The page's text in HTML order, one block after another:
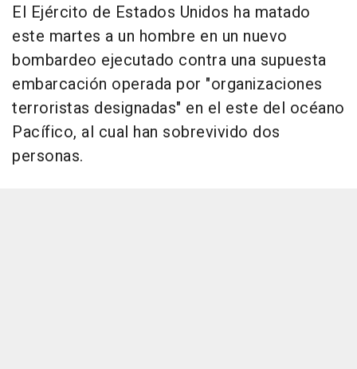
El Ejército de Estados Unidos ha matado
este martes a un hombre en un nuevo
bombardeo ejecutado contra una supuesta
embarcación operada por "organizaciones
terroristas designadas" en el este del océano
Pacífico, al cual han sobrevivido dos
personas.